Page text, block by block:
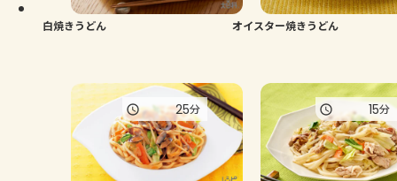
お買い物
白焼きうどん オイスター焼きうどん
25分 15分